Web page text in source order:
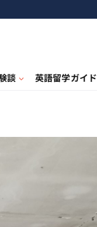
談 英語留学ガイド